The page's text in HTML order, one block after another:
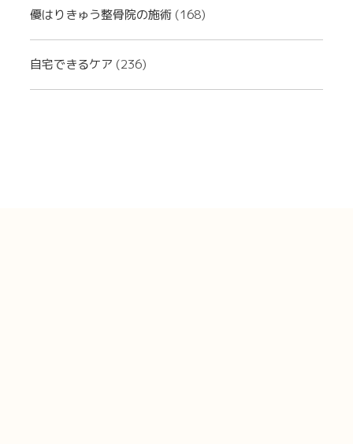
優はりきゅう整骨院の施術 (168)
自宅できるケア (236)